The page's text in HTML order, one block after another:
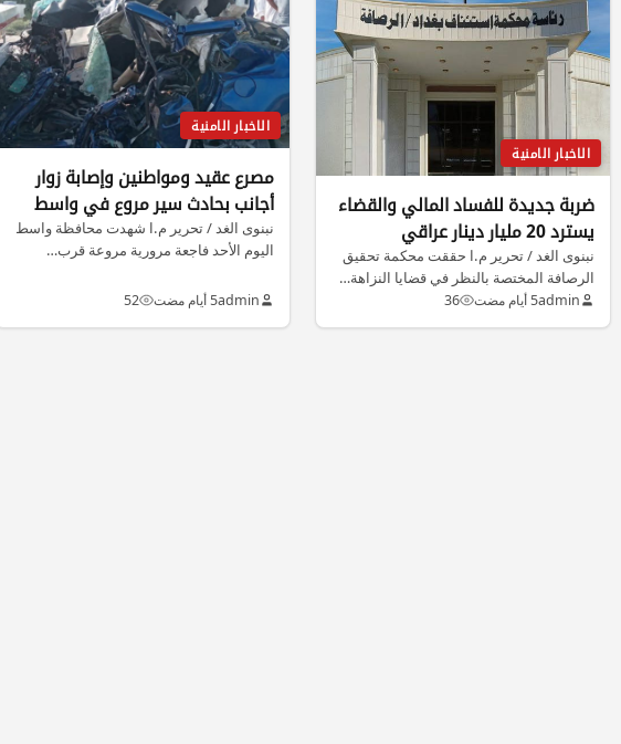
الاخبار الامنية
ضربة جديدة للفساد المالي والقضاء
يسترد 20 مليار دينار عراقي
نبنوى الغد / تحرير م.ا حققت محكمة تحقيق
الرصافة المختصة بالنظر في قضايا النزاهة…
admin5 أيام مضت 36
الاخبار الامنية
مصرع عقيد ومواطنين وإصابة زوار
أجانب بحادث سير مروع في واسط
نبنوى الغد / تحرير م.ا شهدت محافظة واسط
اليوم الأحد فاجعة مرورية مروعة قرب…
admin5 أيام مضت 52